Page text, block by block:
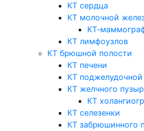
КТ сердца
КТ молочной
КТ-
КТ лимфоузлов
КТ брюшной полости
КТ печени
КТ
КТ желчного
КТ
КТ селезенки
КТ забрюшинного